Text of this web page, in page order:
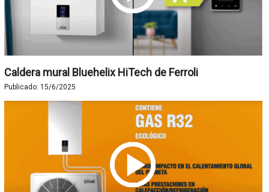
Caldera mural Bluehelix HiTech de Ferroli
Publicado: 15/6/2025